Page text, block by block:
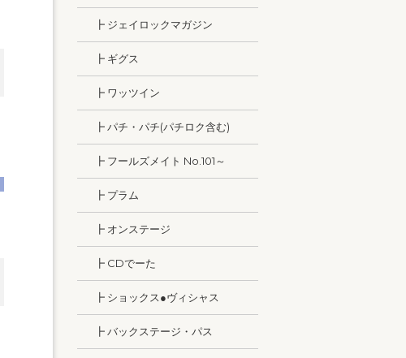
┣ ジェイロックマガジン
┣ ギグス
┣ ワッツイン
┣ パチ・パチ(パチロク含む)
┣ フールズメイト No.101～
┣ プラム
┣ オンステージ
┣ CDでーた
┣ ショックス●ヴィシャス
┣ バックステージ・パス